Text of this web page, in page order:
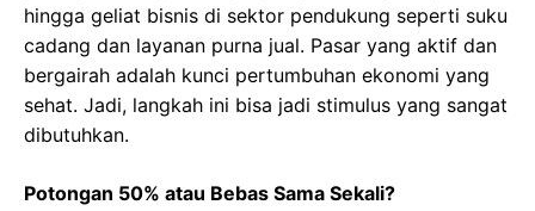
hingga geliat bisnis di sektor pendukung seperti suku
cadang dan layanan purna jual. Pasar yang aktif dan
bergairah adalah kunci pertumbuhan ekonomi yang
sehat. Jadi, langkah ini bisa jadi stimulus yang sangat
dibutuhkan.
Potongan 50% atau Bebas Sama Sekali?